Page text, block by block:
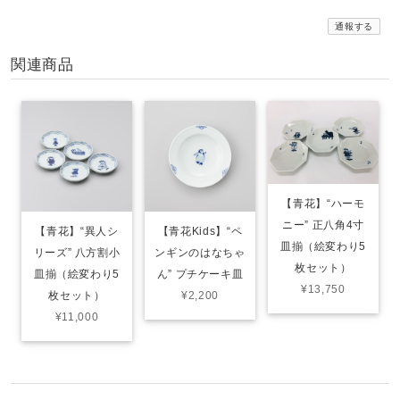
通報する
関連商品
【青花】“異人シ
リーズ” 八方割小
皿揃（絵変わり5
枚セット）
¥11,000
【青花Kids】“ペ
ンギンのはなちゃ
ん” プチケーキ皿
¥2,200
【青花】“ハーモ
ニー” 正八角4寸
皿揃（絵変わり5
枚セット）
¥13,750